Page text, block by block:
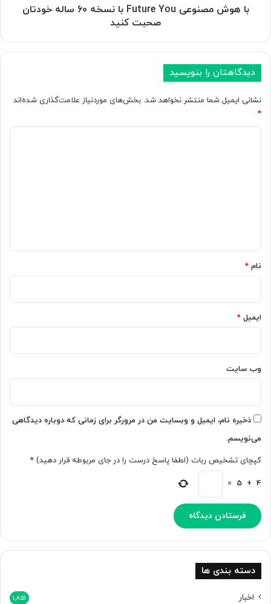
ل
ت
د
ا
ن
ر
4
0
ع
ر
ه
ی‌
و
د
r
e
Y
س
ا
ل
خ
و
د
ا
ص
ب
ت
ن
د
با هوش مصنوعی Future You با نسخه 60 ساله خودتان
صحبت کنید
دیدگاهتان را بنویسید
نشانی ایمیل شما منتشر نخواهد شد. بخش‌های موردنیاز علامت‌گذاری شده‌اند
*
نام *
ایمیل *
وب‌ سایت
ذخیره نام، ایمیل و وبسایت من در مرورگر برای زمانی که دوباره دیدگاهی
می‌نویسم.
کپچای تشخیص ربات (لطفا پاسخ درست را در جای مربوطه قرار دهید) *
4
+
5
=
دسته بندی ها
اخبار 1,851